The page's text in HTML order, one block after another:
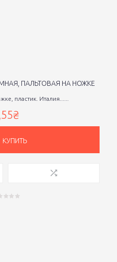
ПАЛЬТОВАЯ НА НОЖКЕ
пластик. Италия......
КУПИТЬ